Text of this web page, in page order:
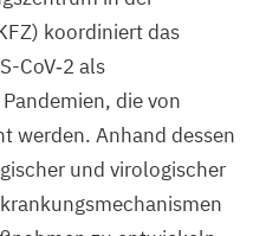
) koordiniert das
CoV‑2 als
die von
werden. Anhand dessen
und virologischer